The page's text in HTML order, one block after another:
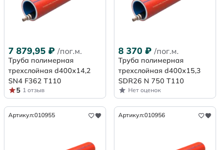
7 879,95 ₽ /пог.м.
Труба полимерная
трехслойная d400х14,2
SN4 F362 Т110
5 1 отзыв
8 370 ₽ /пог.м.
Труба полимерная
трехслойная d400x15,3
SDR26 N 750 Т110
Нет оценок
Артикул:010955 Артикул:010956